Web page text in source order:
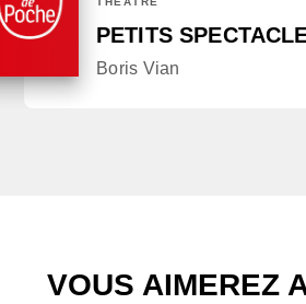
PETITS
Boris Vian
VOUS AIMEREZ